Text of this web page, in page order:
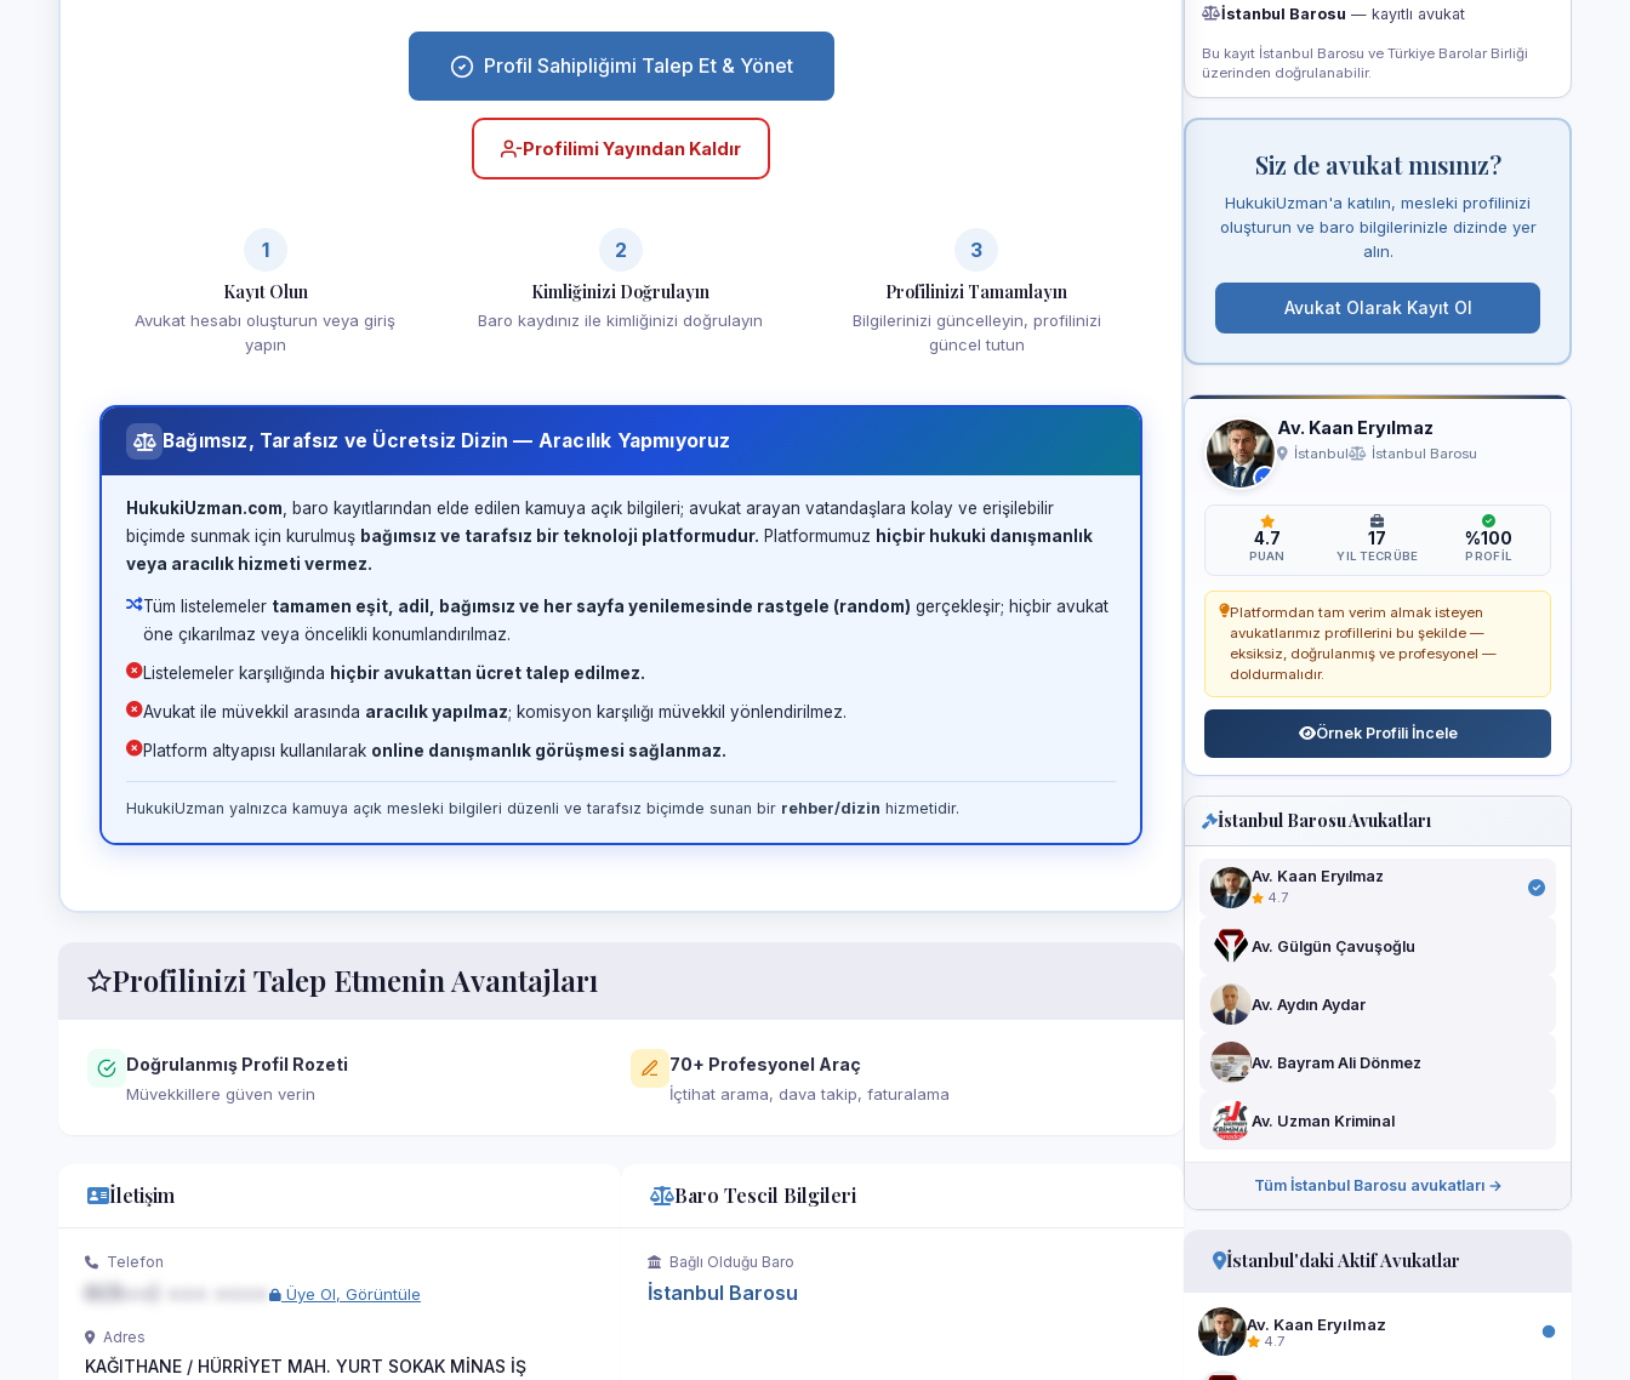
Profil Sahipliğimi Talep Et & Yönet
Profilimi Yayından Kaldır
1
Kayıt Olun
Avukat hesabı oluşturun veya giriş
yapın
2
Kimliğinizi Doğrulayın
Baro kaydınız ile kimliğinizi doğrulayın
3
Profilinizi Tamamlayın
Bilgilerinizi güncelleyin, profilinizi
güncel tutun
Bağımsız, Tarafsız ve Ücretsiz Dizin — Aracılık Yapmıyoruz
HukukiUzman.com , baro kayıtlarından elde edilen kamuya açık bilgileri; avukat arayan vatandaşlara kolay ve erişilebilir
biçimde sunmak için kurulmuş bağımsız ve tarafsız bir teknoloji platformudur. Platformumuz hiçbir hukuki danışmanlık
veya aracılık hizmeti vermez.
Tüm listelemeler tamamen eşit, adil, bağımsız ve her sayfa yenilemesinde rastgele (random) gerçekleşir; hiçbir avukat
öne çıkarılmaz veya öncelikli konumlandırılmaz.
Listelemeler karşılığında hiçbir avukattan ücret talep edilmez.
Avukat ile müvekkil arasında aracılık yapılmaz; komisyon karşılığı müvekkil yönlendirilmez.
Platform altyapısı kullanılarak online danışmanlık görüşmesi sağlanmaz.
HukukiUzman yalnızca kamuya açık mesleki bilgileri düzenli ve tarafsız biçimde sunan bir rehber/dizin hizmetidir.
Profilinizi Talep Etmenin Avantajları
Doğrulanmış Profil Rozeti
Müvekkillere güven verin
70+ Profesyonel Araç
İçtihat arama, dava takip, faturalama
İletişim
Telefon
Üye Ol, Görüntüle
Adres
KAĞITHANE / HÜRRİYET MAH. YURT SOKAK MİNAS İŞ
Baro Tescil Bilgileri
Bağlı Olduğu Baro
İstanbul Barosu
İstanbul Barosu — kayıtlı avukat
Bu kayıt İstanbul Barosu ve Türkiye Barolar Birliği
üzerinden doğrulanabilir.
Siz de avukat mısınız?
HukukiUzman'a katılın, mesleki profilinizi
oluşturun ve baro bilgilerinizle dizinde yer
alın.
Avukat Olarak Kayıt Ol
Av. Kaan Eryılmaz
İstanbul İstanbul Barosu
4.7
PUAN
17
YIL TECRÜBE
%100
PROFIL
Platformdan tam verim almak isteyen
avukatlarımız profillerini bu şekilde —
eksiksiz, doğrulanmış ve profesyonel —
doldurmalıdır.
Örnek Profili İncele
İstanbul Barosu Avukatları
Av. Kaan Eryılmaz
4.7
Av. Gülgün Çavuşoğlu
Av. Aydın Aydar
Av. Bayram Ali Dönmez
Av. Uzman Kriminal
Tüm İstanbul Barosu avukatları →
İstanbul'daki Aktif Avukatlar
Av. Kaan Eryılmaz
4.7